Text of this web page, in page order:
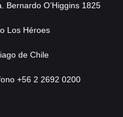
Bernardo O’Higgins 1825
Los Héroes
de Chile
+56 2 2692 0200